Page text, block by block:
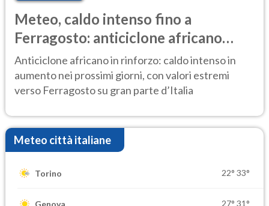
Meteo, caldo intenso fino a
Ferragosto: anticiclone africano
ancora protagonista
Anticiclone africano in rinforzo: caldo intenso in
aumento nei prossimi giorni, con valori estremi
verso Ferragosto su gran parte d’Italia
Meteo città italiane
Torino 22° 33°
Genova 27° 31°